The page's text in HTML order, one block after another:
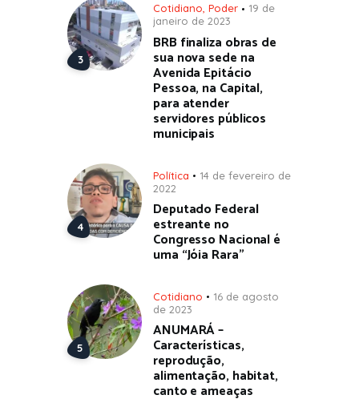
Cotidiano, Poder
19 de
janeiro de 2023
BRB finaliza obras de
sua nova sede na
Avenida Epitácio
Pessoa, na Capital,
para atender
servidores públicos
municipais
Política
14 de fevereiro de
2022
Deputado Federal
estreante no
Congresso Nacional é
uma “Jóia Rara”
Cotidiano
16 de agosto
de 2023
ANUMARÁ –
Características,
reprodução,
alimentação, habitat,
canto e ameaças